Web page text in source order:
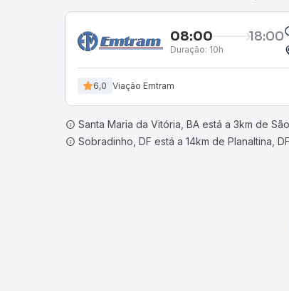
08:00 18:00
Duração: 10h
6,0 Viação Emtram
Santa Maria da Vitória, BA está a 3km de
Sobradinho, DF está a 14km de Planaltina,